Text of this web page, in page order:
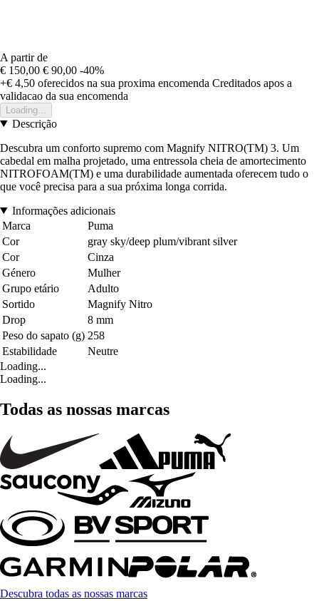
A partir de
€ 150,00 € 90,00 -40%
+€ 4,50 oferecidos na sua proxima encomenda Creditados apos a
validacao da sua encomenda
Loading...
Descrição
Descubra um conforto supremo com Magnify NITRO(TM) 3. Um
cabedal em malha projetado, uma entressola cheia de amortecimento
NITROFOAM(TM) e uma durabilidade aumentada oferecem tudo o
que você precisa para a sua próxima longa corrida.
Informações adicionais
Marca
Puma
Cor
gray sky/deep plum/vibrant silver
Cor
Cinza
Género
Mulher
Grupo etário
Adulto
Sortido
Magnify Nitro
Drop
8 mm
Peso do sapato (g) 258
Estabilidade
Neutre
Loading...
Loading...
Todas as nossas marcas
Descubra todas as nossas marcas